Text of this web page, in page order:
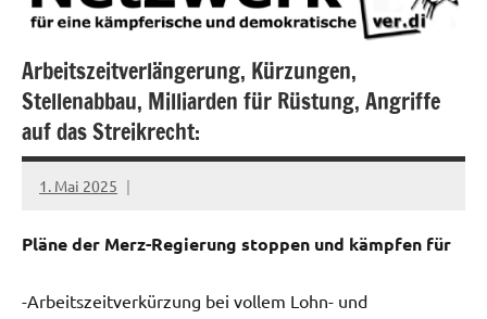
Arbeitszeitverlängerung, Kürzungen,
Stellenabbau, Milliarden für Rüstung, Angriffe
auf das Streikrecht:
1. Mai 2025
alexander
Pläne der Merz-Regierung stoppen und kämpfen für
-Arbeitszeitverkürzung bei vollem Lohn- und